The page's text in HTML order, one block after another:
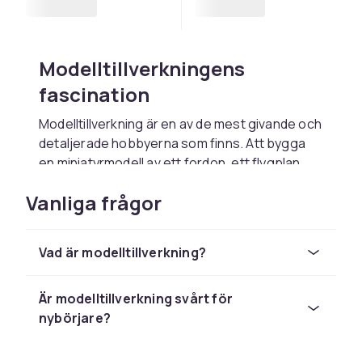
Modelltillverkningens
fascination
Modelltillverkning är en av de mest givande och
detaljerade hobbyerna som finns. Att bygga
en miniatyrmodell av ett fordon, ett flygplan,
se den ta form bit för bit ger en djup
tillfredsställelse. Hobbyn kombinerar hantverk,
unikt sätt. Modellbyggare runt om i världen
extrem precision, och resultaten är ofta
imponerande miniatyrmästerverk värda att visa
Vanliga frågor
Vad är modelltillverkning?
Är modelltillverkning svårt för
nybörjare?